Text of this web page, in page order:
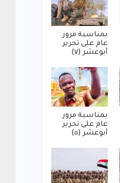
بمناسبة مرور
عام على تحرير
أبوعشر (٧)
بمناسبة مرور
عام على تحرير
أبوعشر (٥)